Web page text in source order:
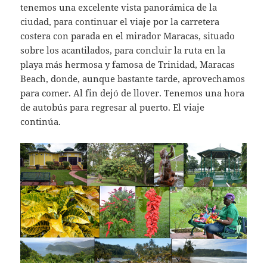
tenemos una excelente vista panorámica de la
ciudad, para continuar el viaje por la carretera
costera con parada en el mirador Maracas, situado
sobre los acantilados, para concluir la ruta en la
playa más hermosa y famosa de Trinidad, Maracas
Beach, donde, aunque bastante tarde, aprovechamos
para comer. Al fin dejó de llover. Tenemos una hora
de autobús para regresar al puerto. El viaje
continúa.